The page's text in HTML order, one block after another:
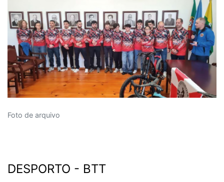
Foto de arquivo
DESPORTO - BTT